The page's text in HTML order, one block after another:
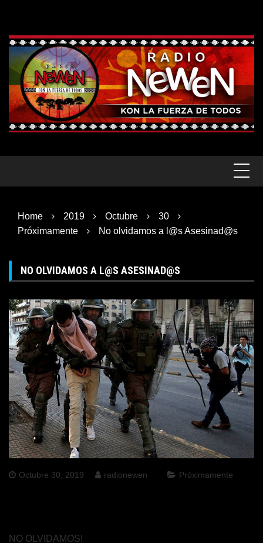
content
Home 2019 Octubre
30
Próximamente
No olvidamos a l@s Asesinad@s
NO OLVIDAMOS A L@S ASESINAD@S
Octubre 30, 2019 radionewen Próximamente
NO OLVIDAMOS!